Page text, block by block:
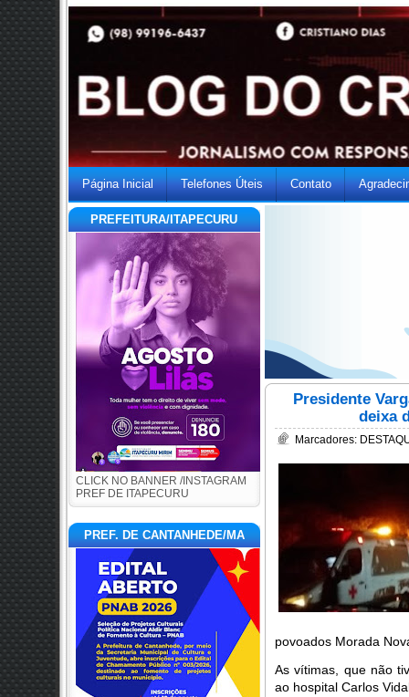
Página Inicial Telefones Úteis Contato
PREFEITURA/ITAPECURU
CLICK NO BANNER /INSTAGRAM
PREF DE ITAPECURU
PREF. DE CANTANHEDE/MA
Presidente
deixa
Marcadores:
povoados Morada
As vítimas, que não
ao hospital Carlos